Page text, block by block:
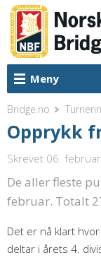
Meny
Bridge.no
Opprykk
Skrevet 06.
De aller fleste
februar. Totalt
Det er nå klart
deltar i årets 4.